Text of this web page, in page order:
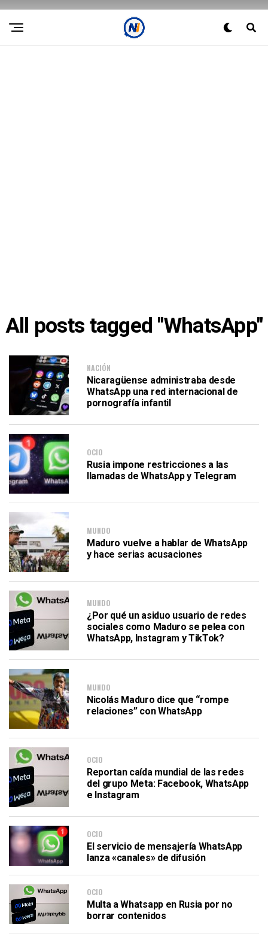
All posts tagged "WhatsApp"
NACIÓN
Nicaragüense administraba desde
WhatsApp una red internacional de
pornografía infantil
OCIO
Rusia impone restricciones a las
llamadas de WhatsApp y Telegram
MUNDO
Maduro vuelve a hablar de WhatsApp
y hace serias acusaciones
MUNDO
¿Por qué un asiduo usuario de redes
sociales como Maduro se pelea con
WhatsApp, Instagram y TikTok?
MUNDO
Nicolás Maduro dice que “rompe
relaciones” con WhatsApp
OCIO
Reportan caída mundial de las redes
del grupo Meta: Facebook, WhatsApp
e Instagram
OCIO
El servicio de mensajería WhatsApp
lanza «canales» de difusión
OCIO
Multa a Whatsapp en Rusia por no
borrar contenidos